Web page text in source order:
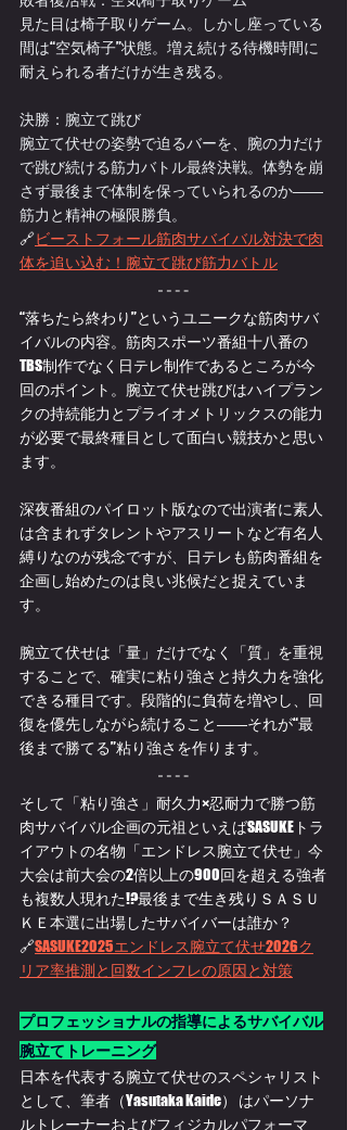
見た目は椅子取りゲーム。しかし座っている
間は“空気椅子”状態。増え続ける待機時間に
耐えられる者だけが生き残る。
決勝：腕立て跳び
腕立て伏せの姿勢で迫るバーを、腕の力だけ
で跳び続ける筋力バトル最終決戦。体勢を崩
さず最後まで体制を保っていられるのか――
筋力と精神の極限勝負。
🔗ビーストフォール筋肉サバイバル対決で肉
体を追い込む！腕立て跳び筋力バトル
“落ちたら終わり”というユニークな筋肉サバ
イバルの内容。筋肉スポーツ番組十八番の
TBS制作でなく日テレ制作であるところが今
回のポイント。腕立て伏せ跳びはハイプラン
クの持続能力とプライオメトリックスの能力
が必要で最終種目として面白い競技かと思い
ます。
深夜番組のパイロット版なので出演者に素人
は含まれずタレントやアスリートなど有名人
縛りなのが残念ですが、日テレも筋肉番組を
企画し始めたのは良い兆候だと捉えていま
す。
腕立て伏せは「量」だけでなく「質」を重視
することで、確実に粘り強さと持久力を強化
できる種目です。段階的に負荷を増やし、回
復を優先しながら続けること――それが“最
後まで勝てる”粘り強さを作ります。
そして「粘り強さ」耐久力×忍耐力で勝つ筋
肉サバイバル企画の元祖といえばSASUKEトラ
イアウトの名物「エンドレス腕立て伏せ」今
大会は前大会の2倍以上の900回を超える強者
も複数人現れた!?最後まで生き残りＳＡＳＵ
ＫＥ本選に出場したサバイバーは誰か？
🔗SASUKE2025エンドレス腕立て伏せ2026ク
リア率推測と回数インフレの原因と対策
プロフェッショナルの指導によるサバイバル
腕立てトレーニング
日本を代表する腕立て伏せのスペシャリスト
として、筆者（Yasutaka Kaide） はパーソナ
ルトレーナーおよびフィジカルパフォーマ